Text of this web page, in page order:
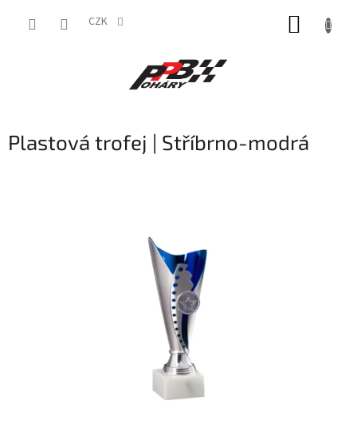
CZK
Plastová trofej | Stříbrno-modrá